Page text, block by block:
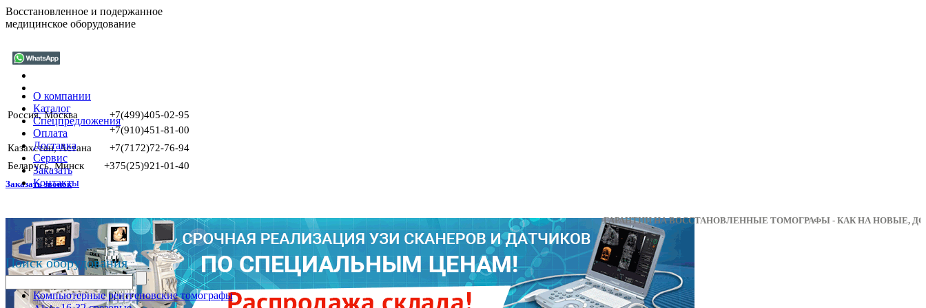
Восстановленное и подержанное
медицинское оборудование
Россия, Москва
+7(499)405-02-95
+7(910)451-81-00
Казахстан, Астана
+7(7172)72-76-94
Беларусь, Минск
+375(25)921-01-40
Заказать звонок
ГАРАНТИИ НА ВОССТАНОВЛЕННЫЕ ТОМОГРАФЫ - КАК
О компании
Каталог
Спецпредложения
Оплата
Доставка
Сервис
Заказать
Контакты
Поиск оборудования
Компьютерные рентгеновские томографы